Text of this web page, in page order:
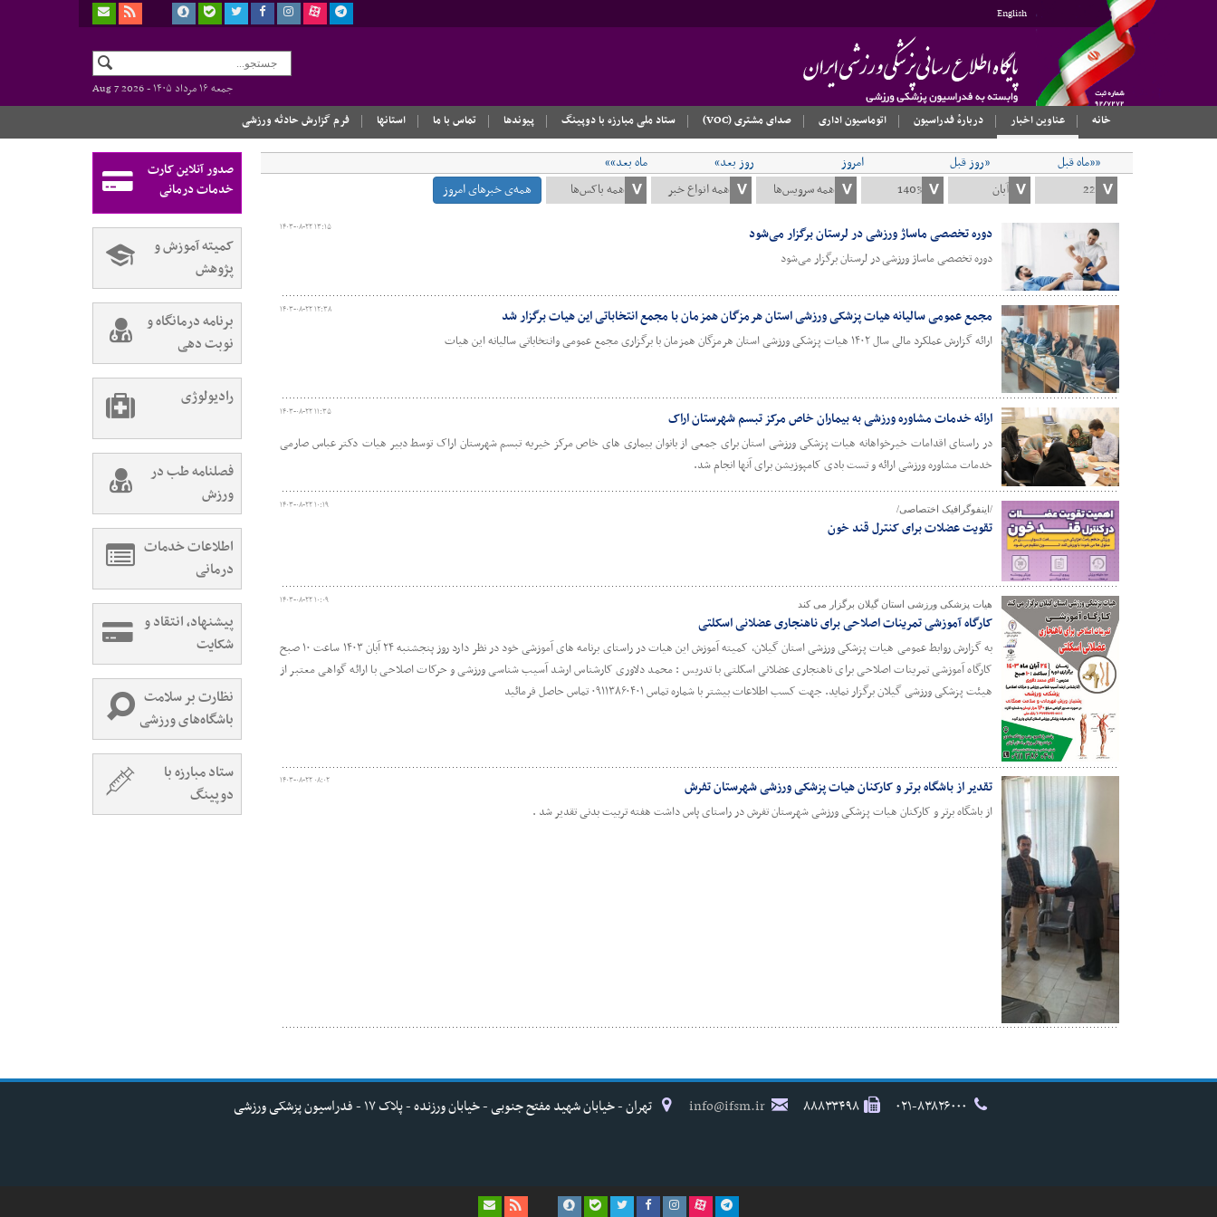
English
جمعه ۱۶ مرداد ۱۴۰۵ -
Aug 7 2026
خانه
عناوین اخبار دربارهٔ فدراسیون اتوماسیون اداری صدای مشتری (VOC) ستاد ملی مبارزه با دوپینگ پیوندها تماس با ما استانها فرم گزارش حادثه ورزشی
««ماه قبل «روز قبل امروز روز بعد»
ماه بعد»»
همه‌ی خبرهای امروز
۱۴۰۳-۰۸-۲۲ ۱۳:۱۵ دوره تخصصی ماساژ ورزشی در لرستان برگزار می‌شود
دوره تخصصی ماساژ ورزشی در لرستان برگزار می‌شود
۱۴۰۳-۰۸-۲۲ ۱۲:۳۸ مجمع عمومی سالیانه هیات پزشکی ورزشی استان هرمزگان همزمان با مجمع انتخاباتی این هیات برگزار شد
ارائه گزارش عملکرد مالی سال ۱۴۰۲ هیات پزشکی ورزشی استان هرمزگان همزمان با برگزاری مجمع عمومی وانتخاباتی سالیانه این هیات
۱۴۰۳-۰۸-۲۲ ۱۱:۳۵ ارائه خدمات مشاوره ورزشی به بیماران خاص مرکز تبسم شهرستان اراک
در راستای اقدامات خیرخواهانه هیات پزشکی ورزشی استان برای جمعی از بانوان بیماری های خاص مرکز خیریه تبسم شهرستان اراک توسط دبیر هیات دکتر عباس صارمی
خدمات مشاوره ورزشی ارائه و تست بادی کامپوزیشن برای آنها انجام شد.
۱۴۰۳-۰۸-۲۲ ۱۰:۱۹ /اینفوگرافیک اختصاصی/
تقویت عضلات برای کنترل قند خون
۱۴۰۳-۰۸-۲۲ ۱۰:۰۹ هیات پزشکی ورزشی استان گیلان برگزار می کند
کارگاه آموزشی تمرینات اصلاحی برای ناهنجاری عضلانی اسکلتی
به گزارش روابط عمومی هیات پزشکی ورزشی استان گیلان، کمیته آموزش این هیات در راستای برنامه های آموزشی خود در نظر دارد روز پنجشنبه ۲۴ آبان ۱۴۰۳ ساعت ۱۰ صبح
کارگاه آموزشی تمرینات اصلاحی برای ناهنجاری عضلانی اسکلتی با تدریس : محمد دلاوری کارشناس ارشد آسیب شناسی ورزشی و حرکات اصلاحی با ارائه گواهی معتبر از
هیئت پزشکی ورزشی گیلان برگزار نماید. جهت کسب اطلاعات بیشتر با شماره تماس ۰۹۱۱۳۸۶۰۴۰۱ تماس حاصل فرمائید
۱۴۰۳-۰۸-۲۲ ۰۸:۰۲ تقدیر از باشگاه برتر و کارکنان هیات پزشکی ورزشی شهرستان تفرش
از باشگاه برتر و کارکنان هیات پزشکی ورزشی شهرستان تفرش در راستای پاس داشت هفته تربیت بدنی تقدیر شد .
صدور آنلاین کارت
خدمات درمانی
کمیته آموزش و
پژوهش
برنامه درمانگاه و
نوبت دهی
رادیولوژی
فصلنامه طب در
ورزش
اطلاعات خدمات
درمانی
پیشنهاد، انتقاد و
شکایت
نظارت بر سلامت
باشگاه‌های ورزشی
ستاد مبارزه با
دوپینگ
۸۸۸۳۳۴۹۸ info@ifsm.ir تهران - خیابان شهید مفتح جنوبی - خیابان ورزنده - پلاک ۱۷ - فدراسیون پزشکی ورزشی